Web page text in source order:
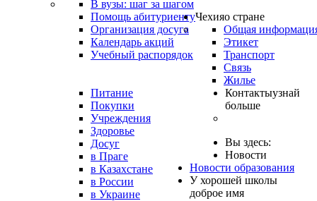
В вузы: шаг за шагом
Помощь абитуриенту
Организация досуга
Календарь акций
Учебный распорядок
Чехияо стране
Общая
Этикет
Транспорт
Связь
Жилье
Питание
Покупки
Учреждения
Здоровье
Досуг
Контактыузнай
больше
в Праге
в Казахстане
в России
в Украине
Вы здесь:
Новости
Новости образования
У хорошей школы
доброе имя